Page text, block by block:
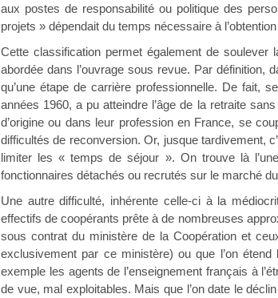
aux postes de responsabilité ou politique des
projets » dépendait du temps nécessaire à
Cette classification permet également de soulever
abordée dans l’ouvrage sous revue. Par
qu’une étape de carrière professionnelle. De fait,
années 1960, a pu atteindre l’âge de la retraite
d’origine ou dans leur profession en France, se
difficultés de reconversion. Or, jusque tardivement,
limiter les « temps de séjour ». On trouve là
fonctionnaires détachés ou recrutés sur le marché
Une autre difficulté, inhérente celle-ci à la
effectifs de coopérants prête à de nombreuses
sous contrat du ministère de la Coopération et
exclusivement par ce ministère) ou que l’on
exemple les agents de l’enseignement français à
de vue, mal exploitables. Mais que l’on date le